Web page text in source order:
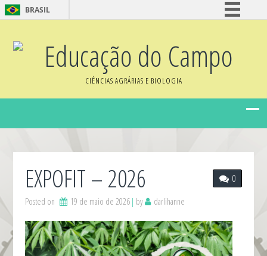
BRASIL
Comunica BR
Participe
Acesso à informação
Educação do Campo
CIÊNCIAS AGRÁRIAS E BIOLOGIA
0
EXPOFIT – 2026
Posted on 19 de maio de 2026 by darlihanne